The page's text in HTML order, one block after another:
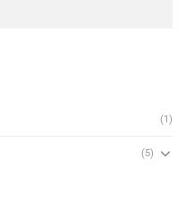
(1)
(5)